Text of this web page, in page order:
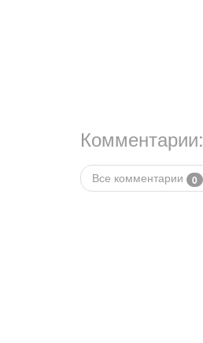
Комментарии:
Все комментарии 0